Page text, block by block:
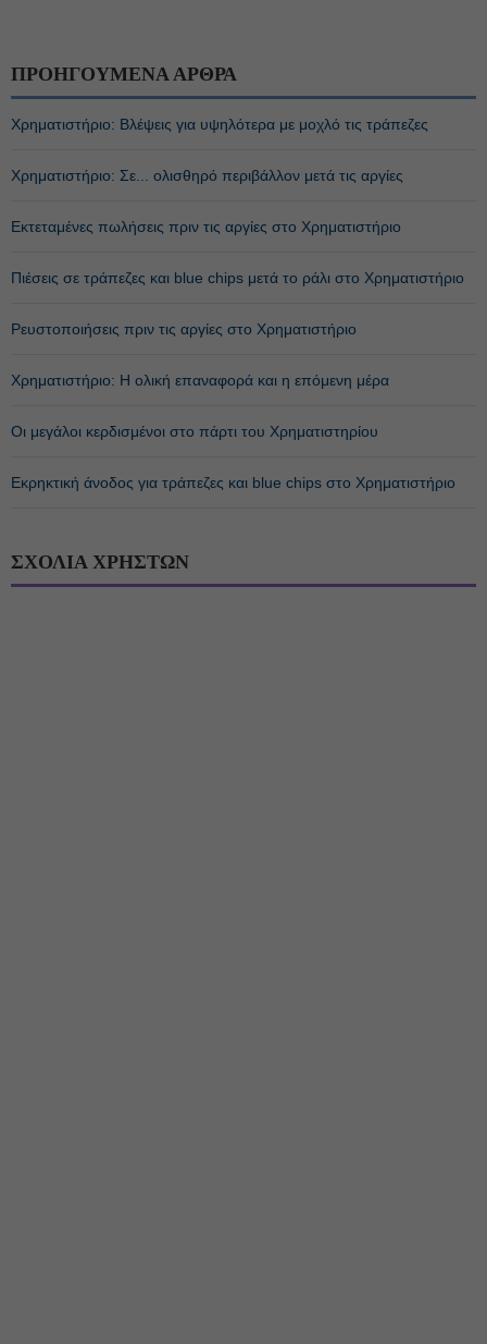
ΠΡΟΗΓΟΥΜΕΝΑ ΑΡΘΡΑ
Χρηματιστήριο: Βλέψεις για υψηλότερα με μοχλό τις τράπεζες
Χρηματιστήριο: Σε... ολισθηρό περιβάλλον μετά τις αργίες
Εκτεταμένες πωλήσεις πριν τις αργίες στο Χρηματιστήριο
Πιέσεις σε τράπεζες και blue chips μετά το ράλι στο Χρηματιστήριο
Ρευστοποιήσεις πριν τις αργίες στο Χρηματιστήριο
Χρηματιστήριο: Η ολική επαναφορά και η επόμενη μέρα
Οι μεγάλοι κερδισμένοι στο πάρτι του Χρηματιστηρίου
Εκρηκτική άνοδος για τράπεζες και blue chips στο Χρηματιστήριο
ΣΧΟΛΙΑ ΧΡΗΣΤΩΝ